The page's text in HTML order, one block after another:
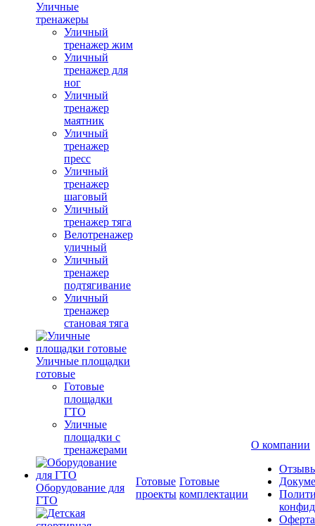
Уличные
тренажеры
Уличный
тренажер жим
Уличный
тренажер для
ног
Уличный
тренажер
маятник
Уличный
тренажер
пресс
Уличный
тренажер
шаговый
Уличный
тренажер тяга
Велотренажер
уличный
Уличный
тренажер
подтягивание
Уличный
тренажер
становая тяга
Уличные площадки
готовые
Готовые
площадки
ГТО
Уличные
площадки с
тренажерами
Оборудование для
ГТО
Готовые
проекты
Готовые
комплектации
О компании
Оферта